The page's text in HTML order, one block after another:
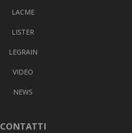
LACME
LISTER
LEGRAIN
VIDEO
NEWS
CONTATTI